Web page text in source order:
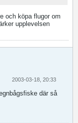
och köpa flugor om
upplevelsen
2003-03-18, 20:33
där så